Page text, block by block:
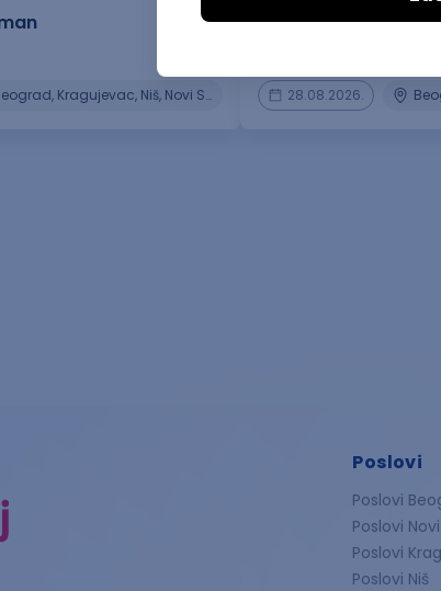
Beograd, Kragujevac, Niš, Novi Sad
Montažer(ka)
28.08.2026.
Poslovi
Poslovi
Poslovi
Poslovi
Poslovi Niš